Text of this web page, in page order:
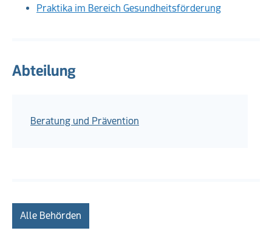
Praktika im Bereich Gesundheitsförderung
Abteilung
Beratung und Prävention
Alle Behörden